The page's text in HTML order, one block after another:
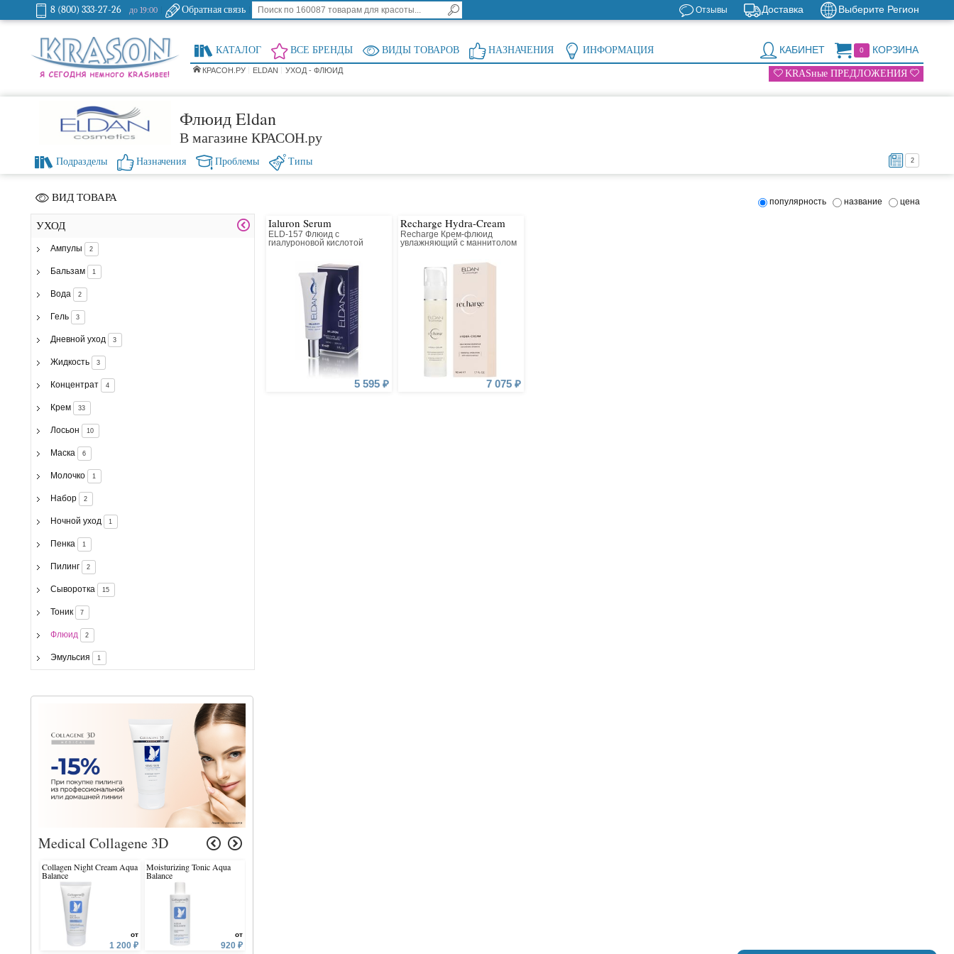
8 (800) 333-27-26 до 19:00 Обратная связь Выберите Регион
Доставка
Отзывы
0 КОРЗИНА
КАБИНЕТ
КАТАЛОГ ВСЕ БРЕНДЫ ВИДЫ ТОВАРОВ НАЗНАЧЕНИЯ ИНФОРМАЦИЯ
КРАСОН.РУ ELDAN УХОД - ФЛЮИД KRASные ПРЕДЛОЖЕНИЯ
Флюид Eldan
В магазине КРАСОН.ру
2
Подразделы Назначения Проблемы Типы
ВИД ТОВАРА
УХОД
Ампулы 2
Бальзам 1
Вода 2
Гель 3
Дневной уход 3
Жидкость 3
Концентрат 4
Крем 33
Лосьон 10
Маска 6
Молочко 1
Набор 2
Ночной уход 1
Пенка 1
Пилинг 2
Сыворотка 15
Тоник 7
Флюид 2
Эмульсия 1
Medical Collagene 3D
Collagen Night Cream Aqua
Balance
от
1 200 ₽
Moisturizing Tonic Aqua
Balance
от
920 ₽
популярность название цена
Ialuron Serum
ELD-157 Флюид с
гиалуроновой кислотой
5 595 ₽
Recharge Hydra-Cream
Recharge Крем-флюид
увлажняющий с маннитолом
7 075 ₽